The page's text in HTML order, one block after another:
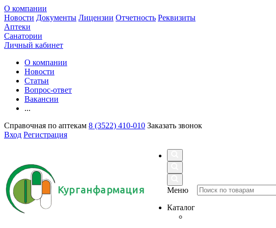
О компании
Новости Документы Лицензии Отчетность Реквизиты
Аптеки
Санатории
Личный кабинет
О компании
Новости
Статьи
Вопрос-ответ
Вакансии
...
Справочная по аптекам 8 (3522) 410-010 Заказать звонок
Вход Регистрация
Курганфармация
Меню
Каталог